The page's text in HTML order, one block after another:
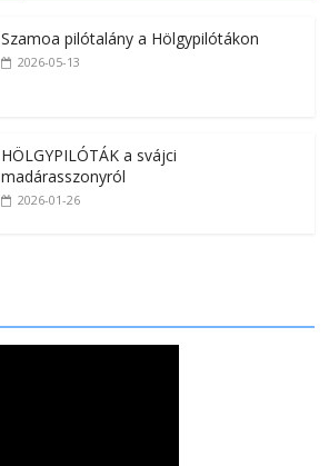
Szamoa pilótalány a Hölgypilótákon
2026-05-13
HÖLGYPILÓTÁK a svájci
madárasszonyról
2026-01-26